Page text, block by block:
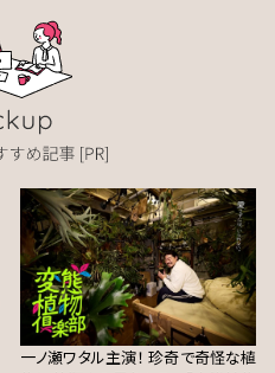
一ノ瀬ワタル主演！ 珍奇で奇怪な植